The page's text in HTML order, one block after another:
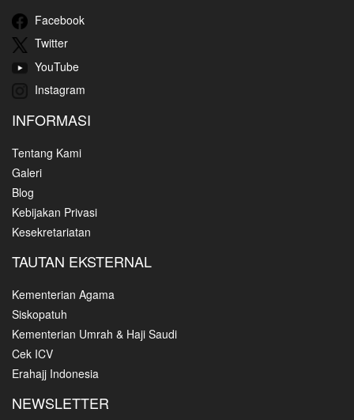
Facebook
Twitter
YouTube
Instagram
INFORMASI
Tentang Kami
Galeri
Blog
Kebijakan Privasi
Kesekretariatan
TAUTAN EKSTERNAL
Kementerian Agama
Siskopatuh
Kementerian Umrah & Haji Saudi
Cek ICV
Erahajj Indonesia
NEWSLETTER